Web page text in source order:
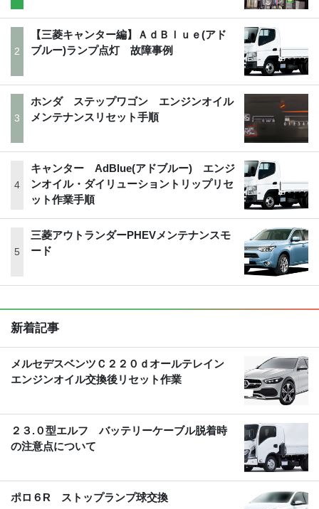
【三菱キャンター編】ＡｄＢｌｕｅ(アド
ブルー)ランプ点灯 故障事例
ホンダ ステップワゴン エンジンオイル
メンテナンスリセット手順
キャンター AdBlue(アドブルー) エンジ
ンオイル・ダイリューショントリップリセ
ット作業手順
三菱アウトランダーPHEVメンテナンスモ
ード
新着記事
メルセデスベンツＣ２２０ｄオールテレイン
エンジンオイル交換後リセット作業
２３.０型エルフ バッテリーケーブル脱着時
の注意点について
ポロ６R ストップランプ球交換